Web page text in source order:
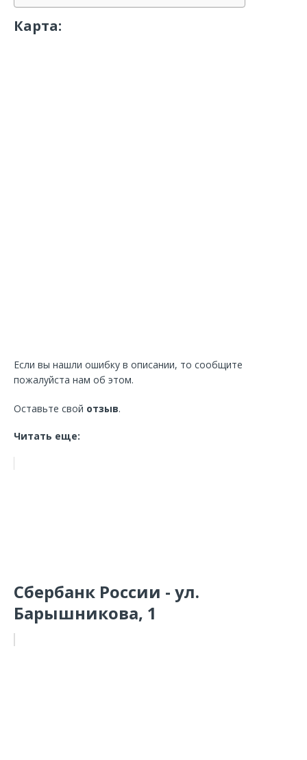
Карта:
Если вы нашли ошибку в описании, то сообщите
пожалуйста нам об этом.
Оставьте свой отзыв.
Читать еще:
Сбербанк России - ул.
Барышникова, 1